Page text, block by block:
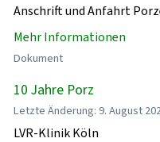
Anschrift und Anfahrt
Mehr Informationen
Dokument
10 Jahre Porz
Letzte Änderung: 9. August
LVR-Klinik Köln